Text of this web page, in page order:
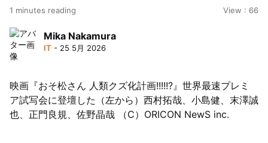
月5日再開
1 minutes reading View : 66
Mika Nakamura
IT - 25 5月 2026
映画『おそ松さん 人類クズ化計画!!!!!?』世界最速プレミ
ア試写会に登壇した（左から）西村拓哉、小島健、末澤誠
也、正門良規、佐野晶哉 （C）ORICON NewS inc.